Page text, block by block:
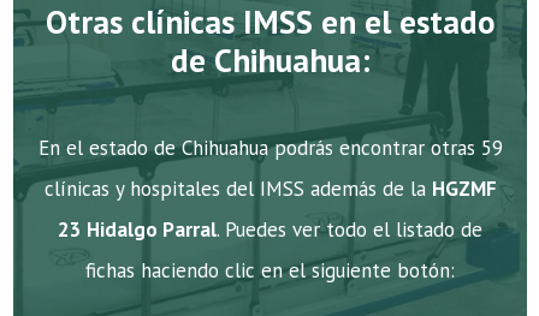
Otras clínicas IMSS en el estado
de Chihuahua:
En el estado de Chihuahua podrás encontrar otras 59
clínicas y hospitales del IMSS además de la HGZMF
23 Hidalgo Parral. Puedes ver todo el listado de
fichas haciendo clic en el siguiente botón: